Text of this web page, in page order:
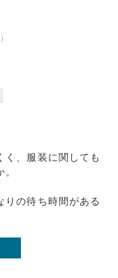
く、服装に関しても
りの待ち時間がある